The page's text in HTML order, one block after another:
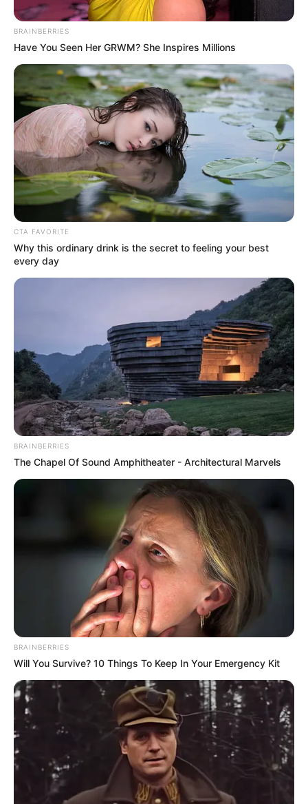
PostedFriss hírek
Döntött Orbán Viktor : ezt lépi
meg a választás éjszakáján
vereség esetén
bySzerző • April 6, 2026
BRAINBERRIES
Have You Seen Her GRWM? She Inspires Millions
CTA FAVORITE
Why this ordinary drink is the secret to feeling your best
every day
BRAINBERRIES
The Chapel Of Sound Amphitheater - Architectural Marvels
BRAINBERRIES
Will You Survive? 10 Things To Keep In Your Emergency Kit